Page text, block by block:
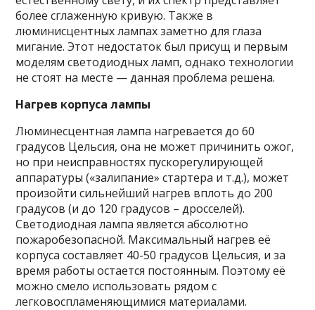
более сглаженную кривую. Также в
люминисцентных лампах заметно для глаза
мигание. Этот недостаток был присущ и первым
моделям светодиодных ламп, однако технологии
не стоят на месте — данная проблема решена.
Нагрев корпуса лампы
Люминесцентная лампа нагревается до 60
градусов Цельсия, она не может причинить ожог,
но при неисправностях пускорегулирующей
аппаратуры («залипание» стартера и т.д.), может
произойти сильнейший нагрев вплоть до 200
градусов (и до 120 градусов – дросселей).
Светодиодная лампа является абсолютно
пожаробезопасной. Максимальный нагрев её
корпуса составляет 40-50 градусов Цельсия, и за
время работы остается постоянным. Поэтому её
можно смело использовать рядом с
легковоспламеняющимися материалами.